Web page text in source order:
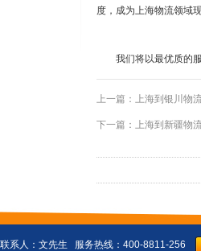
度，成为上海物流领域
我们将以最优质的
上一篇： 上海到银川物
下一篇： 上海到新疆物
系人：文先生 服务热线：400-8811-256